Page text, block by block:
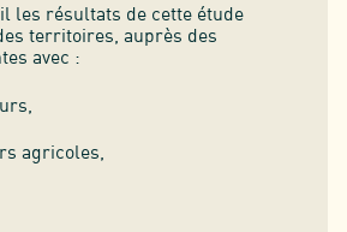
les résultats de cette étude
territoires, auprès des
avec :
agricoles,